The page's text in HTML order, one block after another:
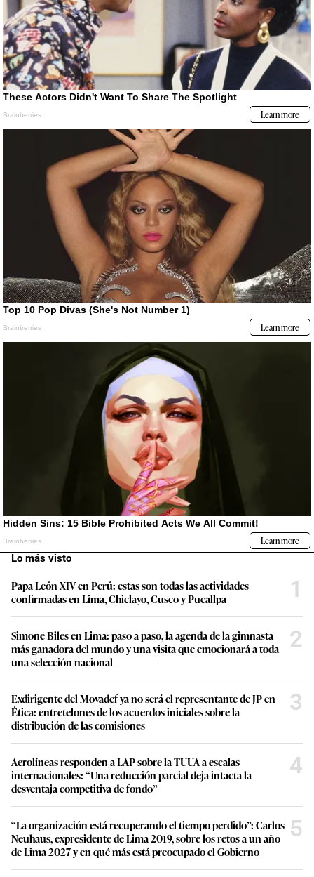
Lo más visto
Papa León XIV en Perú: estas son todas las actividades
confirmadas en Lima, Chiclayo, Cusco y Pucallpa
1
Simone Biles en Lima: paso a paso, la agenda de la gimnasta
más ganadora del mundo y una visita que emocionará a toda
una selección nacional
2
Exdirigente del Movadef ya no será el representante de JP en
Ética: entretelones de los acuerdos iniciales sobre la
distribución de las comisiones
3
Aerolíneas responden a LAP sobre la TUUA a escalas
internacionales: “Una reducción parcial deja intacta la
desventaja competitiva de fondo”
4
“La organización está recuperando el tiempo perdido”: Carlos
Neuhaus, expresidente de Lima 2019, sobre los retos a un año
de Lima 2027 y en qué más está preocupado el Gobierno
5